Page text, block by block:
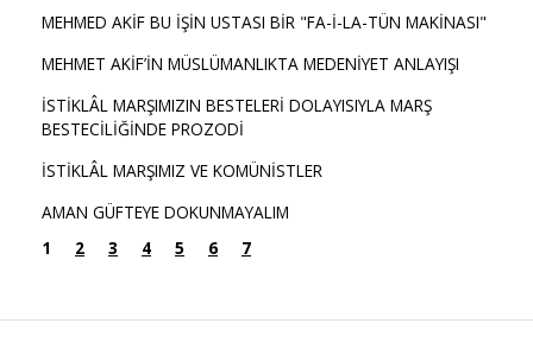
MEHMED AKİF BU İŞİN USTASI BİR "FA-İ-LA-TÜN MAKİNASI"
MEHMET AKİF’İN MÜSLÜMANLIKTA MEDENİYET ANLAYIŞI
İSTİKLÂL MARŞIMIZIN BESTELERİ DOLAYISIYLA MARŞ
BESTECİLİĞİNDE PROZODİ
İSTİKLÂL MARŞIMIZ VE KOMÜNİSTLER
AMAN GÜFTEYE DOKUNMAYALIM
1
2 3 4 5 6 7